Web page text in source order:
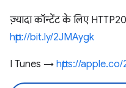
ज़्यादा कॉन्टेंट के लिए
http://bit.ly/2JMAygk
I Tunes → https://